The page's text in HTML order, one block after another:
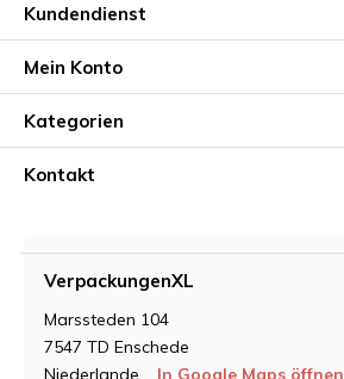
Kundendienst
Mein Konto
Kategorien
Kontakt
VerpackungenXL
Marssteden 104
7547 TD Enschede
Niederlande
In Google Maps öffnen